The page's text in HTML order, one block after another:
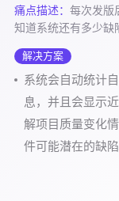
痛点描述： 每次发版
知道系统还有多少缺
解决方案
系统会自动统计
息，并且会显示
解项目质量变化
件可能潜在的缺